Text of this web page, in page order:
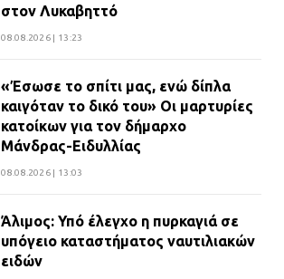
στον Λυκαβηττό
08.08.2026 | 13:23
«Έσωσε το σπίτι μας, ενώ δίπλα
καιγόταν το δικό του» Οι μαρτυρίες
κατοίκων για τον δήμαρχο
Μάνδρας-Ειδυλλίας
08.08.2026 | 13:03
Άλιμος: Υπό έλεγχο η πυρκαγιά σε
υπόγειο καταστήματος ναυτιλιακών
ειδών